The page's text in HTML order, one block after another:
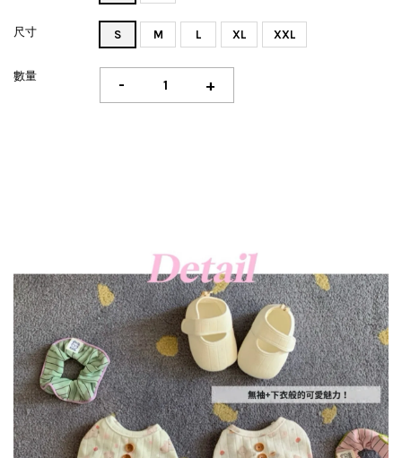
尺寸 S M L XL XXL
數量 - +